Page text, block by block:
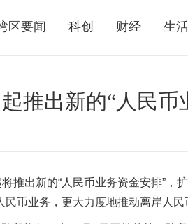
区要闻 科创 财经 生活
推出新的“人民币
推出新的“人民币业务资金安排”，
币业务，更大力度地推动离岸人民